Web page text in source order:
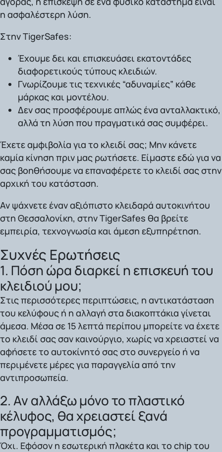
η ασφαλέστερη λύση.
Στην TigerSafes:
Έχουμε δει και επισκευάσει εκατοντάδες
διαφορετικούς τύπους κλειδιών.
Γνωρίζουμε τις τεχνικές “αδυναμίες” κάθε
μάρκας και μοντέλου.
Δεν σας προσφέρουμε απλώς ένα ανταλλακτικό,
αλλά τη λύση που πραγματικά σας συμφέρει.
Έχετε αμφιβολία για το κλειδί σας; Μην κάνετε
καμία κίνηση πριν μας ρωτήσετε. Είμαστε εδώ για να
σας βοηθήσουμε να επαναφέρετε το κλειδί σας στην
αρχική του κατάσταση.
Αν ψάχνετε έναν αξιόπιστο κλειδαρά αυτοκινήτου
στη Θεσσαλονίκη, στην TigerSafes θα βρείτε
εμπειρία, τεχνογνωσία και άμεση εξυπηρέτηση.
Συχνές Ερωτήσεις
1. Πόση ώρα διαρκεί η επισκευή του
κλειδιού μου;
Στις περισσότερες περιπτώσεις, η αντικατάσταση
του κελύφους ή η αλλαγή στα διακοπτάκια γίνεται
άμεσα. Μέσα σε 15 λεπτά περίπου μπορείτε να έχετε
το κλειδί σας σαν καινούργιο, χωρίς να χρειαστεί να
αφήσετε το αυτοκίνητό σας στο συνεργείο ή να
περιμένετε μέρες για παραγγελία από την
αντιπροσωπεία.
2. Αν αλλάξω μόνο το πλαστικό
κέλυφος, θα χρειαστεί ξανά
προγραμματισμός;
Όχι. Εφόσον η εσωτερική πλακέτα και το chip του